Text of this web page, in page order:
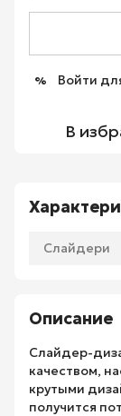
% Войти
В
Слайдери
Описание
Слайдер-
качеством,
крутыми
получится